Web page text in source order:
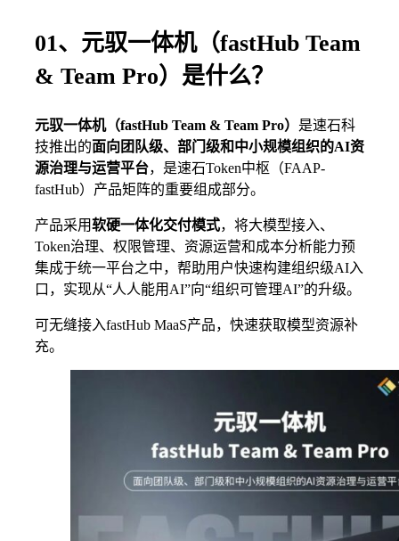
01、元驭一体机（fastHub Team
& Team Pro）是什么？
元驭一体机（fastHub Team & Team Pro） 是速石科
技推出的面向团队级、部门级和中小规模组织的AI资
源治理与运营平台，是速石Token中枢（FAAP-
fastHub）产品矩阵的重要组成部分。
产品采用软硬一体化交付模式，将大模型接入、
Token治理、权限管理、资源运营和成本分析能力预
集成于统一平台之中，帮助用户快速构建组织级AI入
口，实现从“人人能用AI”向“组织可管理AI”的升级。
可无缝接入fastHub MaaS产品，快速获取模型资源补
充。